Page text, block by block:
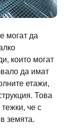
могат да
които могат
да имат
етажи,
Това
че с
земята.